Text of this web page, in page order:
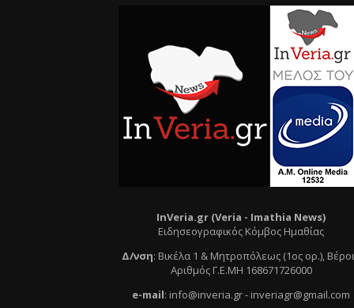
InVeria.gr (Veria - Ιmathia News)
Ειδησεογραφικός Κόμβος Ημαθίας
Δ/νση: Βικέλα 1 & Μητροπόλεως (1ος ορ.),
Αριθμός Γ.Ε.ΜΗ 168671726000
e-mail: info@inveria.gr- inveriagr@gmail.com